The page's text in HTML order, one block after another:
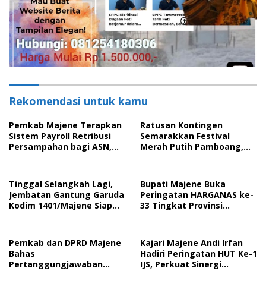
Rekomendasi untuk kamu
Pemkab Majene Terapkan
Sistem Payroll Retribusi
Persampahan bagi ASN,
Ratusan Kontingen
Semarakkan Festival
Merah Putih Pamboang,
Tanah Air
Tinggal Selangkah Lagi,
Jembatan Gantung Garuda
Kodim 1401/Majene Siap
Bupati Majene Buka
Peringatan HARGANAS ke-
33 Tingkat Provinsi
Keluarga
Pemkab dan DPRD Majene
Bahas
Pertanggungjawaban
Kajari Majene Andi Irfan
Hadiri Peringatan HUT Ke-1
IJS, Perkuat Sinergi